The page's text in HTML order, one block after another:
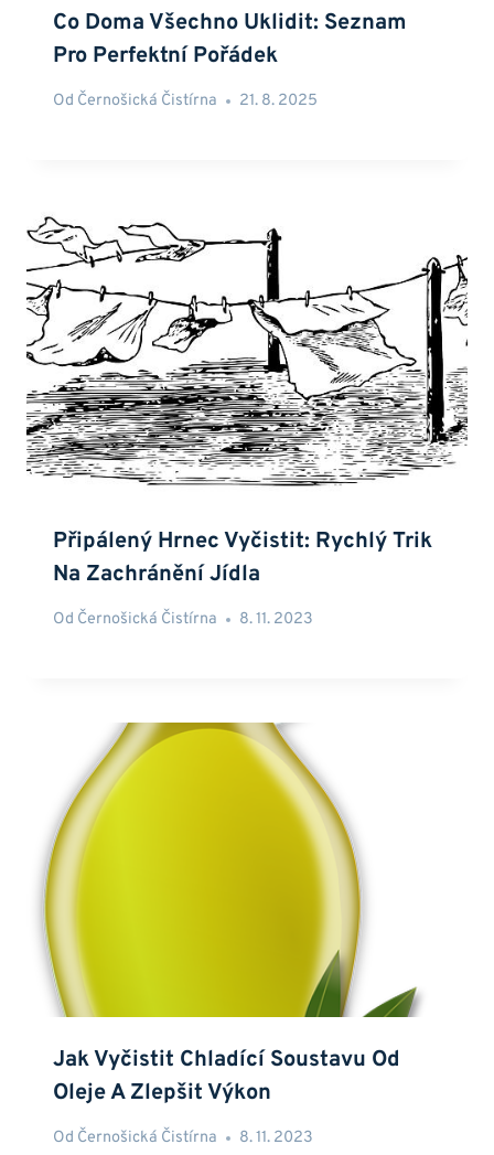
Co Doma Všechno Uklidit: Seznam
Pro Perfektní Pořádek
Od Černošická Čistírna 21. 8. 2025
Připálený Hrnec Vyčistit: Rychlý Trik
Na Zachránění Jídla
Od Černošická Čistírna 8. 11. 2023
Jak Vyčistit Chladící Soustavu Od
Oleje A Zlepšit Výkon
Od Černošická Čistírna 8. 11. 2023